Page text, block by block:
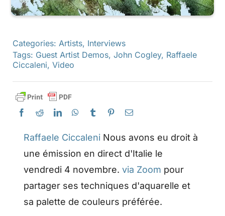
Trouver un détaillant
Contactez-nous
Categories: Artists, Interviews
Tags: Guest Artist Demos, John Cogley, Raffaele
Ciccaleni, Video
Raffaele Ciccaleni Nous avons eu droit à
une émission en direct d'Italie le
vendredi 4 novembre.via Zoom pour
partager ses techniques d'aquarelle et
sa palette de couleurs préférée.